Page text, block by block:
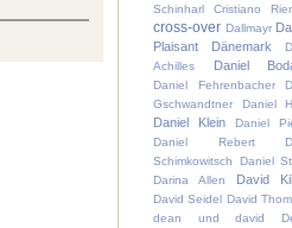
Schinharl
Cristiano
cross-over Dallmayr
Plaisant
Dänemark
Achilles
Daniel
Daniel Fehrenbacher
Gschwandtner
Daniel
Daniel Klein
Daniel
Daniel Rebert
Schimkowitsch
Daniel
Darina Allen
David
David Seidel David
dean und david